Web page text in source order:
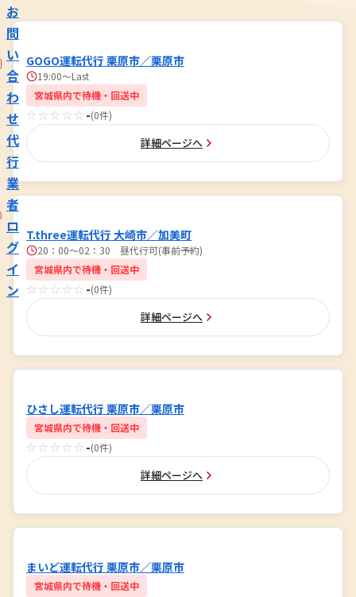
お
問
い
合
わ
せ
代
行
業
者
ロ
グ
イ
ン
GOGO運転代行 栗原市／栗原市
19:00〜Last
宮城県内で待機・回送中
☆☆☆☆☆ -(0件)
詳細ページへ
T.three運転代行 大崎市／加美町
20∶00～02∶30 昼代行可(事前予約)
宮城県内で待機・回送中
☆☆☆☆☆ -(0件)
詳細ページへ
ひさし運転代行 栗原市／栗原市
宮城県内で待機・回送中
☆☆☆☆☆ -(0件)
詳細ページへ
まいど運転代行 栗原市／栗原市
宮城県内で待機・回送中